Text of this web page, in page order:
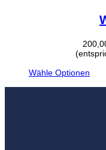
Wähle Optionen